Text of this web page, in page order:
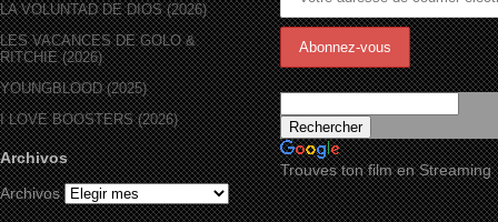
LA VOLUNTAD DE DIOS (2026)
LES VACANCES DE GOLO &
RITCHIE (2026)
YOUNGBLOOD (2025)
I LOVE BOOSTERS (2026)
Archivos
Archivos
Trouves ton film en Streaming